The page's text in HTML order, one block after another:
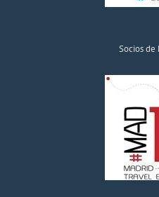
Socios de